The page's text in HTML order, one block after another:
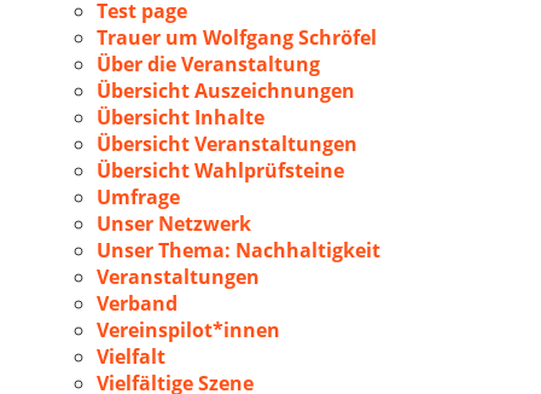
Test page
Trauer um Wolfgang Schröfel
Über die Veranstaltung
Übersicht Auszeichnungen
Übersicht Inhalte
Übersicht Veranstaltungen
Übersicht Wahlprüfsteine
Umfrage
Unser Netzwerk
Unser Thema: Nachhaltigkeit
Veranstaltungen
Verband
Vereinspilot*innen
Vielfalt
Vielfältige Szene